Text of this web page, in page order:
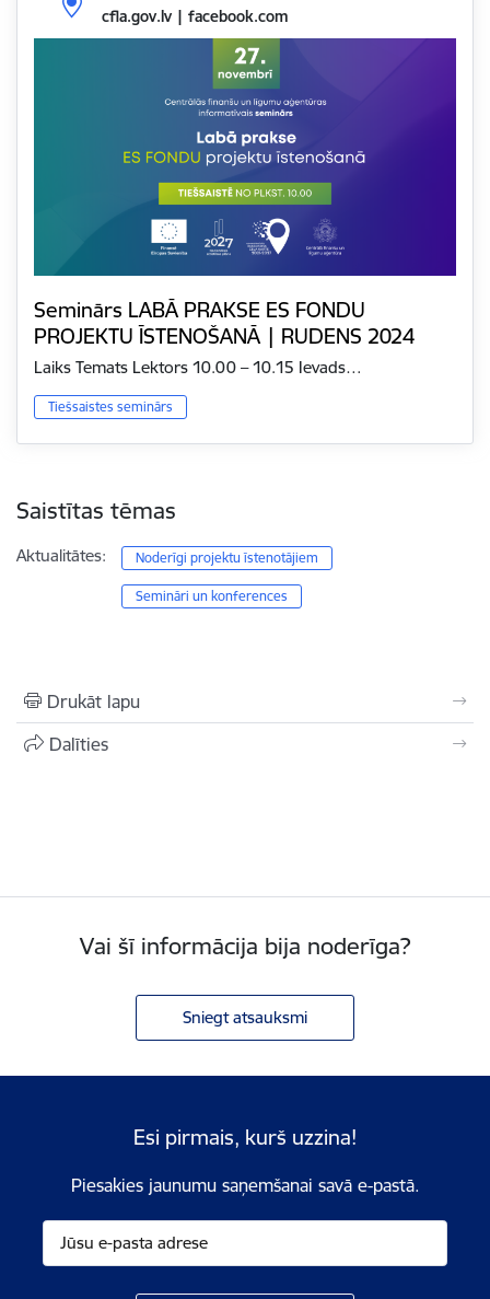
cfla.gov.lv | facebook.com
Seminārs LABĀ PRAKSE ES FONDU
PROJEKTU ĪSTENOŠANĀ | RUDENS 2024
Laiks Temats Lektors 10.00 – 10.15 Ievads…
Tiešsaistes seminārs
Saistītas tēmas
Aktualitātes: Noderīgi projektu īstenotājiem
Semināri un konferences
Drukāt lapu
Dalīties
Vai šī informācija bija noderīga?
Sniegt atsauksmi
Esi pirmais, kurš uzzina!
Piesakies jaunumu saņemšanai savā e-pastā.